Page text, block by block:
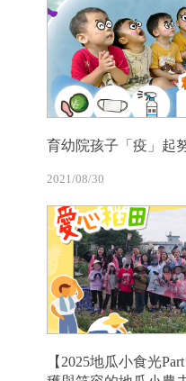
育幼院孩子「疫」起
2021/08/30
【2025地瓜小食光